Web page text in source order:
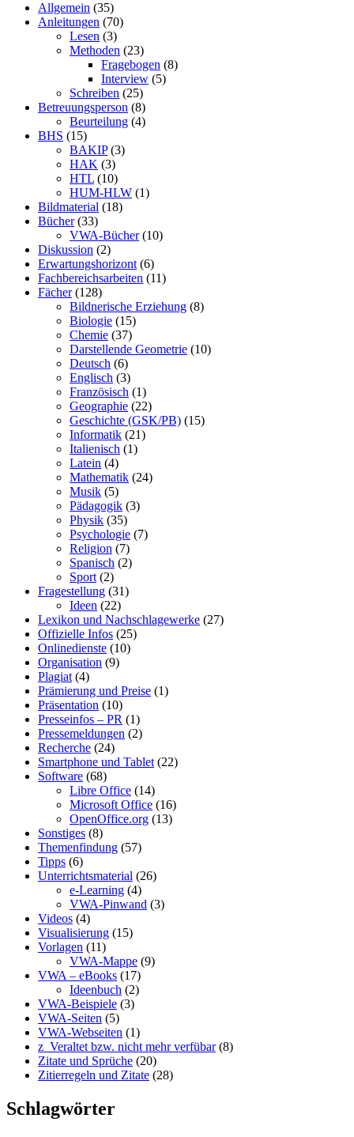
Allgemein (35)
Anleitungen (70)
Lesen (3)
Methoden (23)
Fragebogen (8)
Interview (5)
Schreiben (25)
Betreuungsperson (8)
Beurteilung (4)
BHS (15)
BAKIP(3)
HAK (3)
HTL (10)
HUM-HLW (1)
Bildmaterial (18)
Bücher(33)
VWA-Bücher(10)
Diskussion (2)
Erwartungshorizont (6)
Fachbereichsarbeiten (11)
Fächer(128)
Bildnerische Erziehung (8)
Biologie (15)
Chemie (37)
Darstellende Geometrie (10)
Deutsch (6)
Englisch (3)
Französisch (1)
Geographie (22)
Geschichte (GSK/PB) (15)
Informatik (21)
Italienisch (1)
Latein (4)
Mathematik (24)
Musik (5)
Pädagogik (3)
Physik (35)
Psychologie (7)
Religion (7)
Spanisch (2)
Sport (2)
Fragestellung (31)
Ideen (22)
Lexikon und Nachschlagewerke (27)
Offizielle Infos (25)
Onlinedienste (10)
Organisation (9)
Plagiat (4)
Prämierung und Preise (1)
Präsentation (10)
Presseinfos – PR (1)
Pressemeldungen (2)
Recherche (24)
Smartphone und Tablet (22)
Software (68)
Libre Office (14)
Microsoft Office (16)
OpenOffice.org (13)
Sonstiges (8)
Themenfindung (57)
Tipps (6)
Unterrichtsmaterial (26)
e-Learning (4)
VWA-Pinwand (3)
Videos (4)
Visualisierung (15)
Vorlagen (11)
VWA-Mappe (9)
VWA – eBooks (17)
Ideenbuch (2)
VWA-Beispiele (3)
VWA-Seiten (5)
VWA-Webseiten (1)
z_Veraltet bzw. nicht mehr verfübar(8)
Zitate und Sprüche (20)
Zitierregeln und Zitate (28)
Schlagwörter